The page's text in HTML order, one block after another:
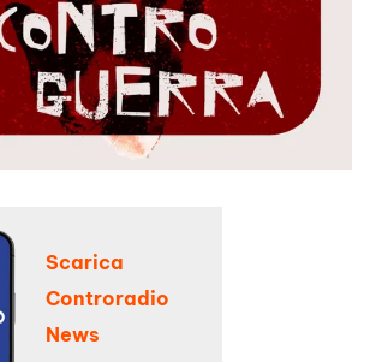
Scarica
Controradio
News